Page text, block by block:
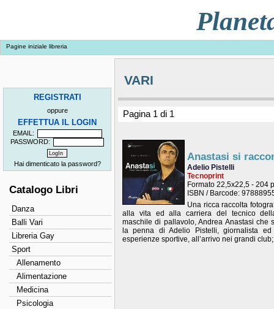
Pagine iniziale libreria
VARI
Pagina 1 di 1
Anastasi si
Adelio Pistelli
Tecnoprint
Formato 22,5x22,5 - 204
ISBN / Barcode:
Una ricca raccolta
alla vita ed alla carriera del tecnico
maschile di pallavolo, Andrea Anastasi che
la penna di Adelio Pistelli, giornalista
esperienze sportive, all’arrivo nei grandi
REGISTRATI
oppure
EFFETTUA IL LOGIN
EMAIL:
PASSWORD:
Hai dimenticato la password?
Catalogo Libri
Danza
Balli Vari
Libreria Gay
Sport
Allenamento
Alimentazione
Medicina
Psicologia